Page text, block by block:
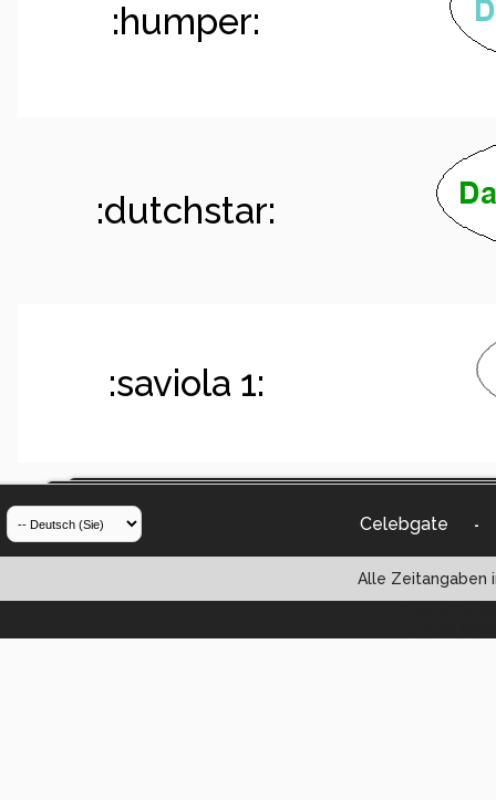
:humper:
:dutchstar:
:saviola 1:
Celebgate -
Alle Zeitangaben